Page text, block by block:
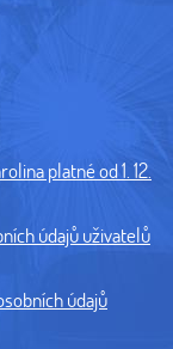
platné od 1. 12.
údajů uživatelů
údajů